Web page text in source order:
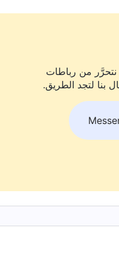
بواجب الكائن
أن أتخلى عن واجباتي
جميع الأوقات، وهما أهم
المريحة من أجل
قد انتشر في جميع أنحاء
الله؟ عندما قالت
ستعاني، ولن أعود
عن واجباتي للعودة
المبشرين الغربيين،
على مدار السنين. عند
بشأن حياتي في
صببت تركيزي على
من رباطات
بنا لتجد الطريق.